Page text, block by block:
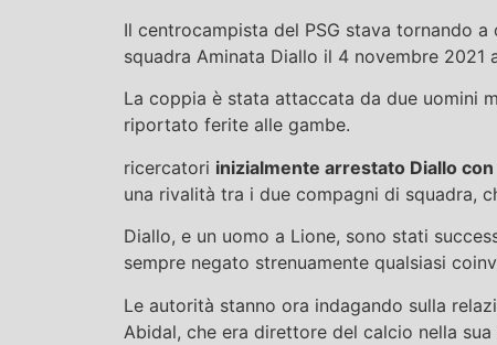
Il centrocampista del PSG stava tornando
squadra Aminata Diallo il 4 novembre 2021
La coppia è stata attaccata da due uomini
riportato ferite alle gambe.
ricercatori inizialmente arrestato Diallo
una rivalità tra i due compagni di squadra,
Diallo, e un uomo a Lione, sono stati
sempre negato strenuamente qualsiasi
Le autorità stanno ora indagando sulla
Abidal, che era direttore del calcio nella